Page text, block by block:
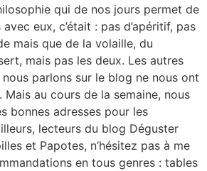
qui de nos jours permet de
eux, c’était : pas d’apéritif, pas
mais que de la volaille, du
mais pas les deux. Les autres
parlons sur le blog ne nous ont
Mais au cours de la semaine, nous
bonnes adresses pour les
lecteurs du blog Déguster
et Papotes, n’hésitez pas à me
en tous genres : tables